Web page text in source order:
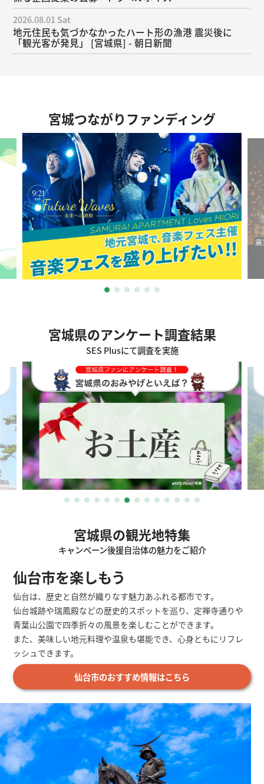
2026.08.01 Sat
地元住民も気づかなかったハート形の漁港 震災後に
「観光客が発見」 [宮城県] - 朝日新聞
宮城つながりファンディング
宮城県のアンケート調査結果
SES Plusにて調査を実施
宮城県の観光地特集
キャンペーン後援自治体の魅力をご紹介
仙台市を楽しもう
仙台は、歴史と自然が織りなす魅力あふれる都市です。
仙台城跡や瑞鳳殿などの歴史的スポットを巡り、定禅寺通りや
青葉山公園で四季折々の風景を楽しむことができます。
また、美味しい地元料理や温泉も堪能でき、心身ともにリフレ
ッシュできます。
仙台市のおすすめ情報はこちら